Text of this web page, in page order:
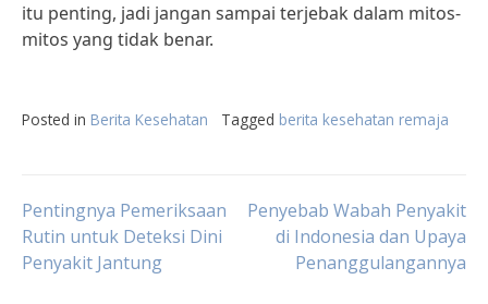
itu penting, jadi jangan sampai terjebak dalam mitos-
mitos yang tidak benar.
Posted in Berita Kesehatan Tagged berita kesehatan remaja
Post
navigation
Pentingnya Pemeriksaan
Rutin untuk Deteksi Dini
Penyakit Jantung
Penyebab Wabah Penyakit
di Indonesia dan Upaya
Penanggulangannya